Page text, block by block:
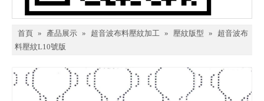
首頁 » 產品展示 » 超音波布料壓紋加工 » 壓紋版型 »
超音波布
料壓紋L10號版